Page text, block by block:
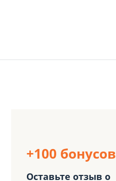
+100 бонусов
Оставьте отзыв о